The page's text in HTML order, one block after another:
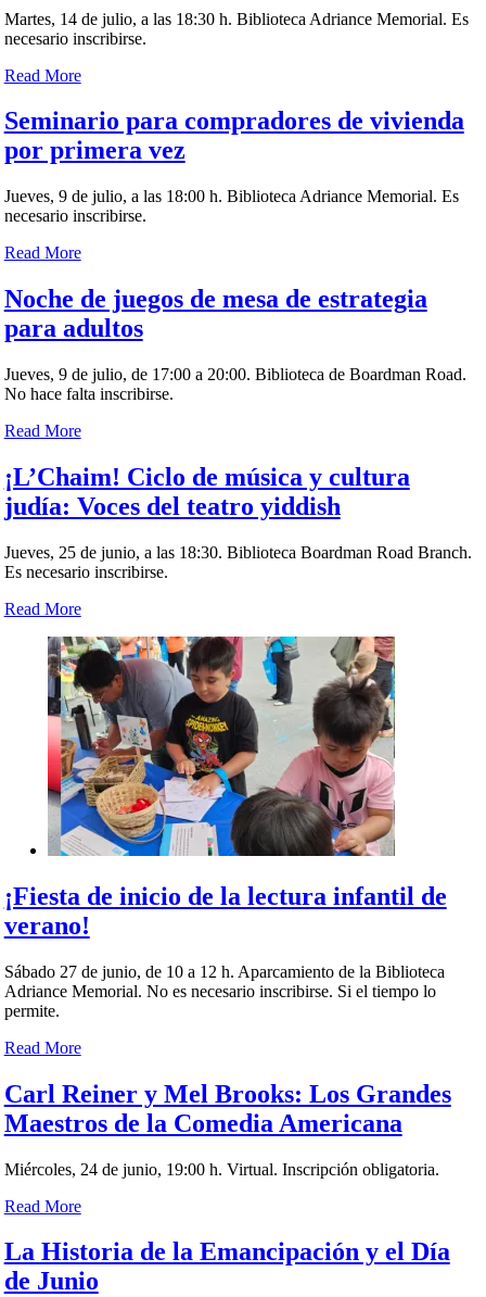
Martes, 14 de julio, a las 18:30 h. Biblioteca Adriance Memorial. Es
necesario inscribirse.
Read More
Seminario para compradores de vivienda
por primera vez
Jueves, 9 de julio, a las 18:00 h. Biblioteca Adriance Memorial. Es
necesario inscribirse.
Read More
Noche de juegos de mesa de estrategia
para adultos
Jueves, 9 de julio, de 17:00 a 20:00. Biblioteca de Boardman Road.
No hace falta inscribirse.
Read More
¡L’Chaim! Ciclo de música y cultura
judía: Voces del teatro yiddish
Jueves, 25 de junio, a las 18:30. Biblioteca Boardman Road Branch.
Es necesario inscribirse.
Read More
¡Fiesta de inicio de la lectura infantil de
verano!
Sábado 27 de junio, de 10 a 12 h. Aparcamiento de la Biblioteca
Adriance Memorial. No es necesario inscribirse. Si el tiempo lo
permite.
Read More
Carl Reiner y Mel Brooks: Los Grandes
Maestros de la Comedia Americana
Miércoles, 24 de junio, 19:00 h. Virtual. Inscripción obligatoria.
Read More
La Historia de la Emancipación y el Día
de Junio